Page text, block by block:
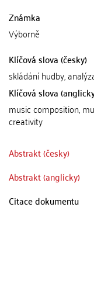
Známka
Výborně
Klíčová slova (česky)
skládání hudby,
Klíčová slova
music composition,
creativity
Abstrakt (česky)
Abstrakt (anglicky)
Citace dokumentu